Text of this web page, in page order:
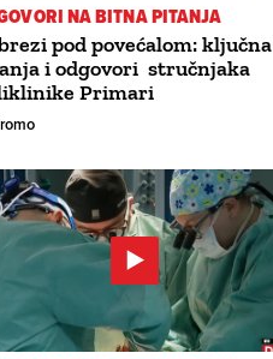
NA BITNA PITANJA
pod povećalom: ključna
i odgovori stručnjaka
Primari